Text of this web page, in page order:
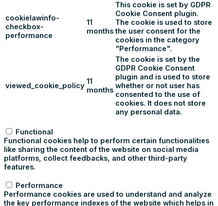
cookielawinfo-
checkbox-
performance
11
months
This cookie is set by GDPR
Cookie Consent plugin.
The cookie is used to store
the user consent for the
cookies in the category
"Performance".
viewed_cookie_policy 11
months
The cookie is set by the
GDPR Cookie Consent
plugin and is used to store
whether or not user has
consented to the use of
cookies. It does not store
any personal data.
Functional
Functional cookies help to perform certain functionalities
like sharing the content of the website on social media
platforms, collect feedbacks, and other third-party
features.
Performance
Performance cookies are used to understand and analyze
the key performance indexes of the website which helps in